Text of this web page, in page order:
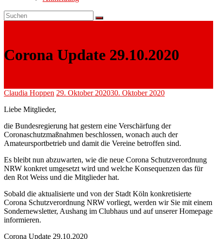
Corona Update 29.10.2020
Claudia Hoppen 29. Oktober 202030. Oktober 2020
Liebe Mitglieder,
die Bundesregierung hat gestern eine Verschärfung der
Coronaschutzmaßnahmen beschlossen, wonach auch der
Amateursportbetrieb und damit die Vereine betroffen sind.
Es bleibt nun abzuwarten, wie die neue Corona Schutzverordnung
NRW konkret umgesetzt wird und welche Konsequenzen das für
den Rot Weiss und die Mitglieder hat.
Sobald die aktualisierte und von der Stadt Köln konkretisierte
Corona Schutzverordnung NRW vorliegt, werden wir Sie mit einem
Sondernewsletter, Aushang im Clubhaus und auf unserer Homepage
informieren.
Corona Update 29.10.2020